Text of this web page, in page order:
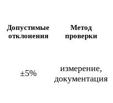
Допустимые
отклонения
Метод
проверки
±5%
измерение,
документация